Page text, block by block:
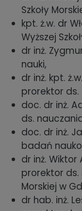
Szkoły
kpt. ż.w. dr
Wyższej
dr inż.
nauki,
dr inż. kpt.
prorektor
doc. dr inż.
ds.
doc. dr inż.
badań
dr inż.
prorektor ds.
Morskiej w
dr hab. inż.